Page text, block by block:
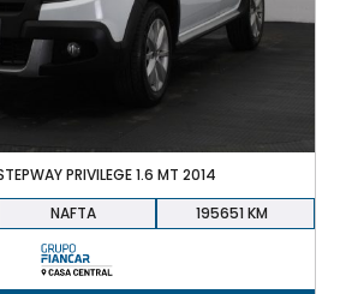
PRIVILEGE 1.6 MT 2014
NAFTA 195651